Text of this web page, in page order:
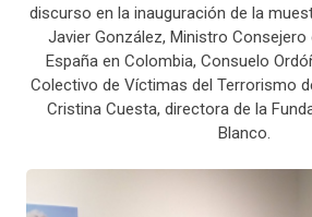
discurso en la inauguración de la
Javier González, Ministro Consejero
España en Colombia, Consuelo
Colectivo de Víctimas del Terrorismo
Cristina Cuesta, directora de la
Blanco.